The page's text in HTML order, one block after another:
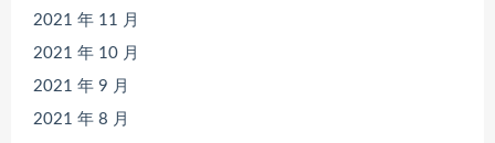
2021 年 11 月
2021 年 10 月
2021 年 9 月
2021 年 8 月